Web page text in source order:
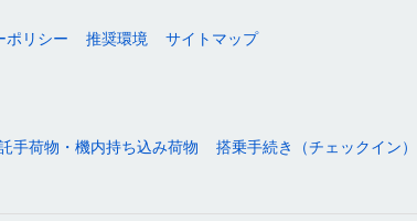
ポリシー 推奨環境 サイトマップ
手荷物・機内持ち込み荷物 搭乗手続き（チェックイン）